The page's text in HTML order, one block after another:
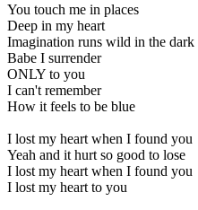
You touch me in places
Deep in my heart
Imagination runs wild in the dark
Babe I surrender
ONLY to you
I can't remember
How it feels to be blue
I lost my heart when I found you
Yeah and it hurt so good to lose
I lost my heart when I found you
I lost my heart to you